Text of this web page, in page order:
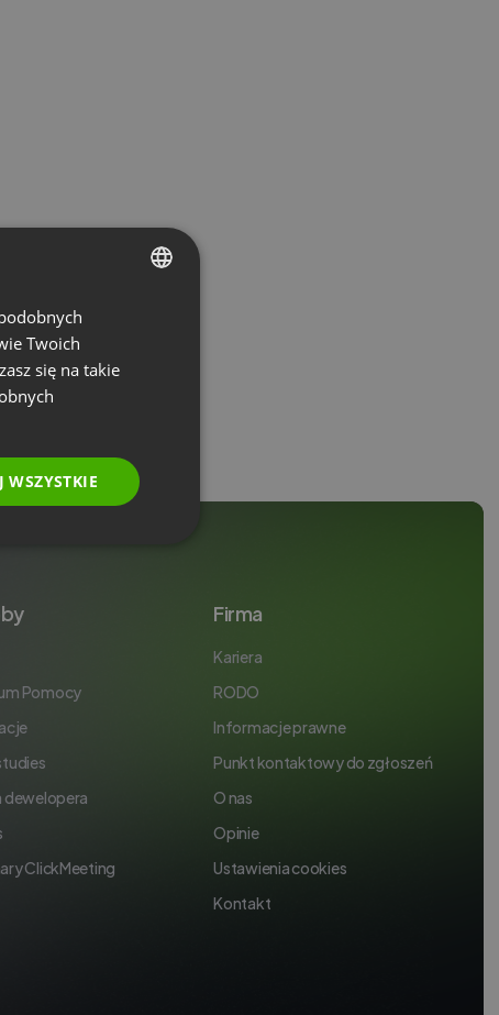
Pomocy
dewelopera
ClickMeeting
Firma
Kariera
RODO
Informacje prawne
Punkt kontaktowy do zgłoszeń
O nas
Opinie
Ustawienia cookies
Kontakt
ENGLISH
FRENCH
RUSSIAN
SPANISH
Twoich
się na takie
WSZYSTKIE